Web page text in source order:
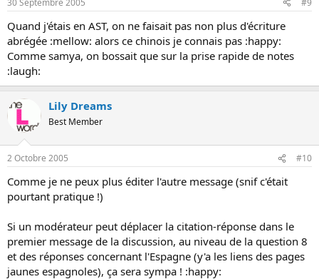
Quand j'étais en AST, on ne faisait pas non plus d'écriture
abrégée :mellow: alors ce chinois je connais pas :happy:
Comme samya, on bossait que sur la prise rapide de notes
:laugh:
Lily Dreams
Best Member
2 Octobre 2005 #10
Comme je ne peux plus éditer l'autre message (snif c'était
pourtant pratique !)
Si un modérateur peut déplacer la citation-réponse dans le
premier message de la discussion, au niveau de la question 8
et des réponses concernant l'Espagne (y'a les liens des pages
jaunes espagnoles), ça sera sympa ! :happy: